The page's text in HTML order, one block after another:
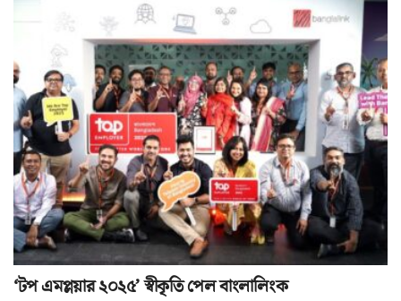
‘টপ এমপ্লয়ার ২০২৫’ স্বীকৃতি পেল বাংলালিংক